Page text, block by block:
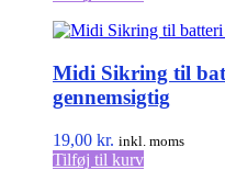
Midi Sikring til
gennemsigtig
19,00 kr. inkl. moms
Tilføj til kurv